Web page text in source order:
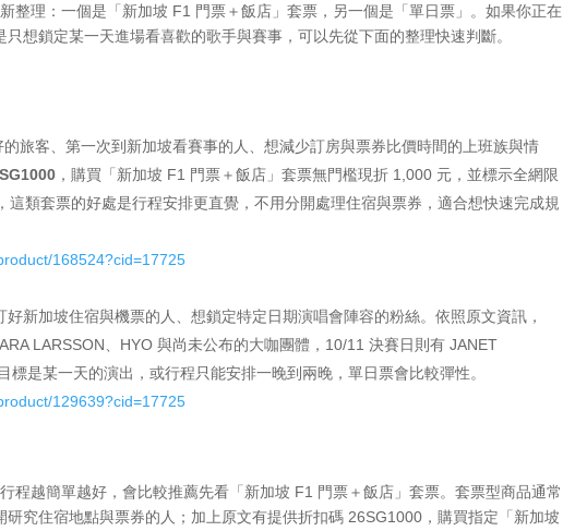
整理：一個是「新加坡 F1 門票＋飯店」套票，另一個是「單日票」。如果你正在
想鎖定某一天進場看喜歡的歌手與賽事，可以先從下面的整理快速判斷。
旅客、第一次到新加坡看賽事的人、想減少訂房與票券比價時間的上班族與情
，購買「新加坡 F1 門票＋飯店」套票無門檻現折 1,000 元，並標示全網限
類套票的好處是行程安排更直覺，不用分開處理住宿與票券，適合想快速完成規
168524?cid=17725
新加坡住宿與機票的人、想鎖定特定日期演唱會陣容的粉絲。依照原文資訊，
LARSSON、HYO 與尚未公布的大咖團體，10/11 決賽日則有 JANET
標是某一天的演出，或行程只能安排一晚到兩晚，單日票會比較彈性。
129639?cid=17725
程越簡單越好，會比較推薦先看「新加坡 F1 門票＋飯店」套票。套票型商品通常
究住宿地點與票券的人；加上原文有提供折扣碼 26SG1000，購買指定「新加坡